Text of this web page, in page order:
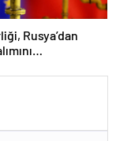
Rusya’dan